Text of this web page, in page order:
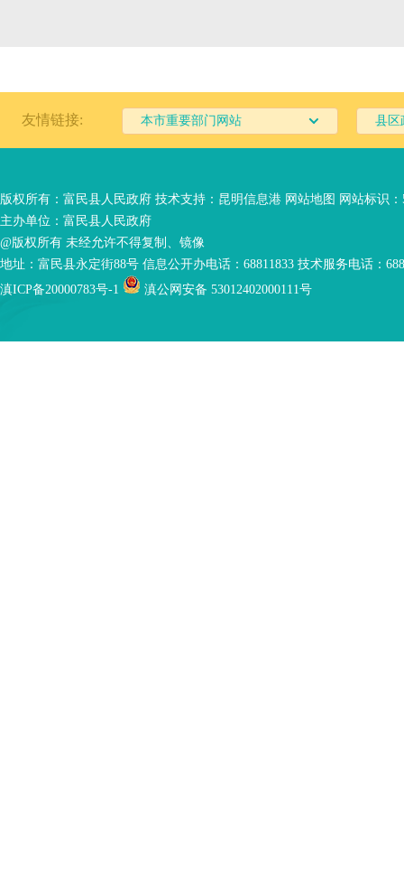
友情链接: 本市重要部门网站 县区
版权所有：富民县人民政府 技术支持： 昆明信息港 网站地图 网站标识：
主办单位：富民县人民政府
@版权所有 未经允许不得复制、镜像
地址：富民县永定街88号 信息公开办电话：68811833 技术服务电话：
滇ICP备20000783号-1
滇公网安备 53012402000111号